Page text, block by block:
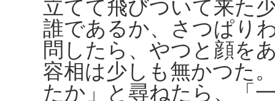
立てて飛びついて来た
誰であるか、さつぱり
問したら、やつと顔を
容相は少しも無かつた
たか」と尋ねたら、「